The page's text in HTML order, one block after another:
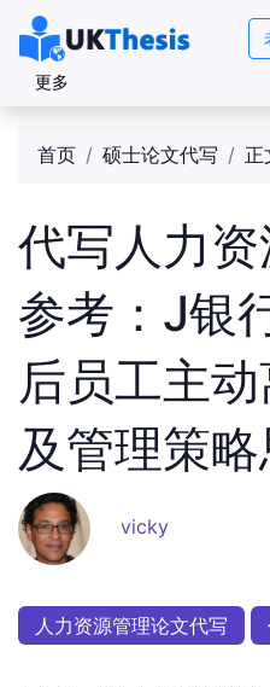
更多
首页 硕士论文代写 正
代写人力
参考：J银
后员工主
及管理策
vicky
人力资源管理论文代写